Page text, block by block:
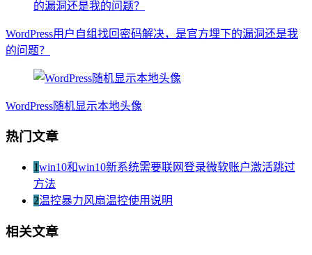
WordPress用户自组找回密码解决，是官方埋下的漏洞还是我
的问题？
WordPress随机显示本地头像
热门文章
1win10和win10新系统需要联网登录微软账户激活跳过
方法
2温控暴力风扇温控使用说明
相关文章